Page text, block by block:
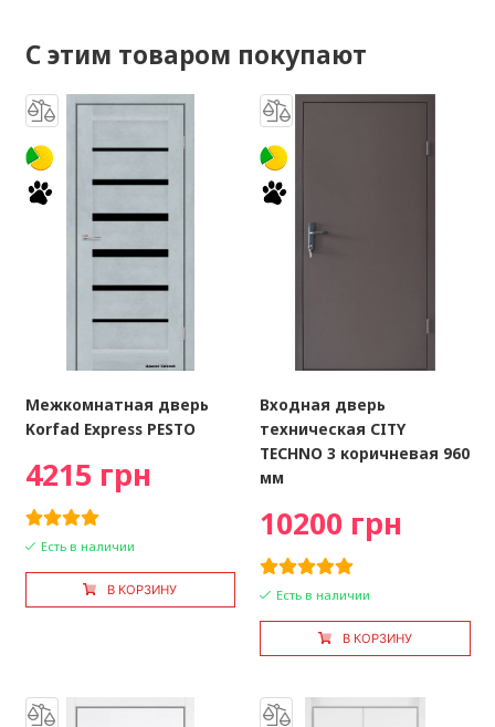
С этим товаром покупают
Межкомнатная дверь
Korfad Express PESTO
4215 грн
Есть в наличии
В КОРЗИНУ
Входная дверь
техническая CITY
TECHNO 3 коричневая 960
мм
10200 грн
Есть в наличии
В КОРЗИНУ